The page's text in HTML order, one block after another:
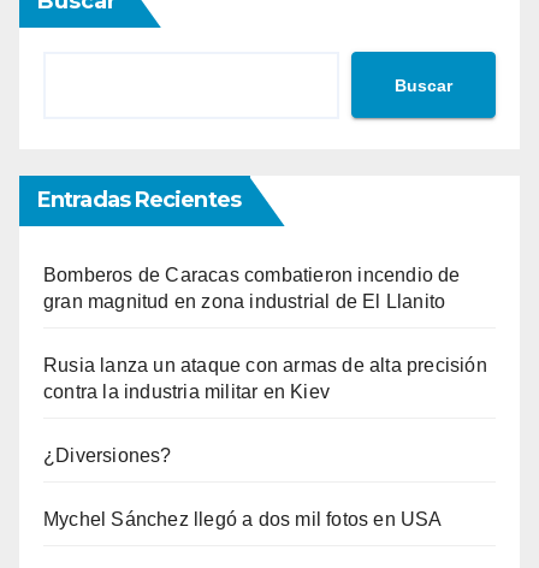
Buscar
Entradas Recientes
Bomberos de Caracas combatieron incendio de
gran magnitud en zona industrial de El Llanito
Rusia lanza un ataque con armas de alta precisión
contra la industria militar en Kiev
¿Diversiones?
Mychel Sánchez llegó a dos mil fotos en USA